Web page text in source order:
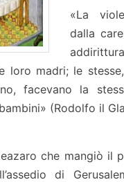
«La
dalla
loro madri; le
facevano la
(Rodolfo il
che mangiò il
di